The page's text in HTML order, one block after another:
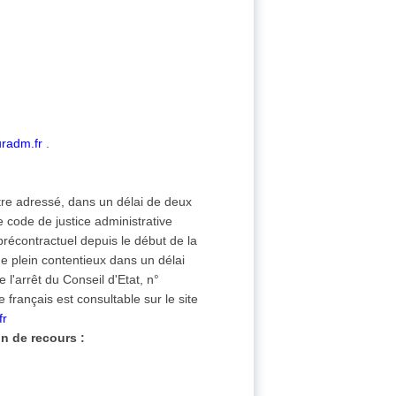
.
adressé, dans un délai de deux
code de justice administrative
depuis le début de la
plein contentieux dans un délai
l'arrêt du Conseil d'Etat, n°
français est consultable sur le site
de recours :